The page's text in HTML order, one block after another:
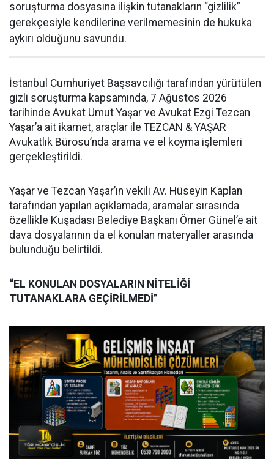
soruşturma dosyasına ilişkin tutanakların “gizlilik”
gerekçesiyle kendilerine verilmemesinin de hukuka
aykırı olduğunu savundu.
İstanbul Cumhuriyet Başsavcılığı tarafından yürütülen
gizli soruşturma kapsamında, 7 Ağustos 2026
tarihinde Avukat Umut Yaşar ve Avukat Ezgi Tezcan
Yaşar’a ait ikamet, araçlar ile TEZCAN & YAŞAR
Avukatlık Bürosu’nda arama ve el koyma işlemleri
gerçekleştirildi.
Yaşar ve Tezcan Yaşar’ın vekili Av. Hüseyin Kaplan
tarafından yapılan açıklamada, aramalar sırasında
özellikle Kuşadası Belediye Başkanı Ömer Günel’e ait
dava dosyalarının da el konulan materyaller arasında
bulunduğu belirtildi.
“EL KONULAN DOSYALARIN NİTELİĞİ
TUTANAKLARA GEÇİRİLMEDİ”